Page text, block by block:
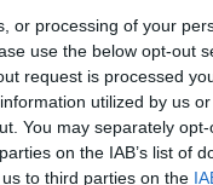
or processing of your
use the below opt-out
request is processed
utilized by us
You may separately
on the IAB’s list of
to third parties on the